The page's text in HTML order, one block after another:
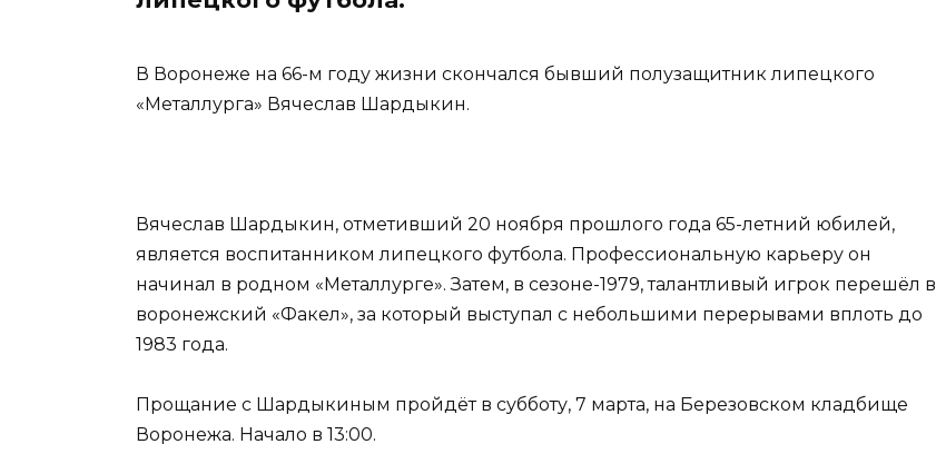
В Воронеже на 66-м году жизни скончался бывший полузащитник липецкого
«Металлурга» Вячеслав Шардыкин.
Вячеслав Шардыкин, отметивший 20 ноября прошлого года 65-летний юбилей,
является воспитанником липецкого футбола. Профессиональную карьеру он
начинал в родном «Металлурге». Затем, в сезоне-1979, талантливый игрок перешёл в
воронежский «Факел», за который выступал с небольшими перерывами вплоть до
1983 года.
Прощание с Шардыкиным пройдёт в субботу, 7 марта, на Березовском кладбище
Воронежа. Начало в 13:00.